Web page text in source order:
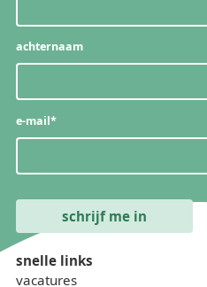
achternaam
e-mail*
snelle links
vacatures